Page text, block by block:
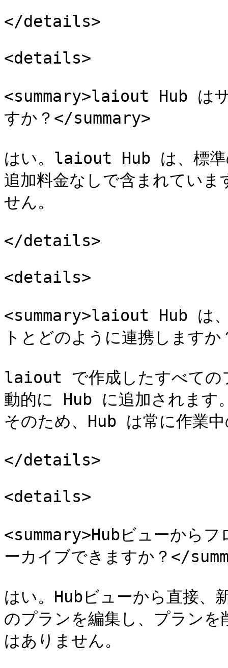
</details>
<details>
<summary>laiout Hub はサ
すか？</summary>
はい。laiout Hub は、標
追加料金なしで含まれてい
せん。
</details>
<details>
<summary>laiout Hub は、
トとどのように連携します
laiout で作成したすべての
動的に Hub に追加されます
そのため、Hub は常に作業
</details>
<details>
<summary>Hubビューから
ーカイブできますか？</
はい。Hubビューから直接、
のプランを編集し、プラン
はありません。